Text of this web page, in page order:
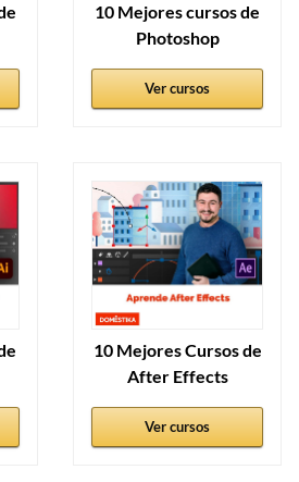
10 Mejores cursos de
Photoshop
Ver cursos
10 Mejores Cursos de
After Effects
Ver cursos